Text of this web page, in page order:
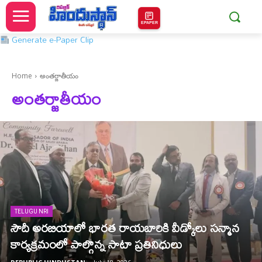
EPAPER
Generate e-Paper Clip
Home అంతర్జాతీయం
అంతర్జాతీయం
TELUGU NRI
సౌదీ అరబియాలో భారత రాయబారికి వీడ్కోలు సన్మాన
కార్యక్రమంలో పాల్గొన్న సాటా ప్రతినిధులు